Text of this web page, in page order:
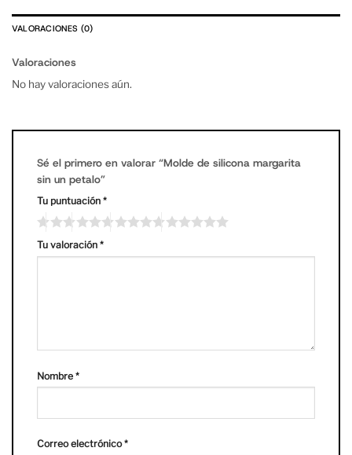
VALORACIONES (0)
Valoraciones
No hay valoraciones aún.
Sé el primero en valorar “Molde de silicona margarita
sin un petalo”
Tu puntuación *
Tu valoración *
Nombre *
Correo electrónico*